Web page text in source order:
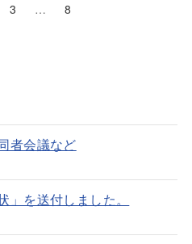
3 … 8
者会議など
を送付しました。